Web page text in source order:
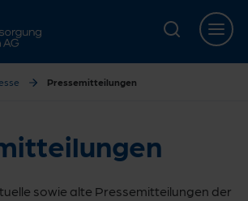
springen
springen
springenspringen
Pressemitteilungen
sowie alte Pressemitteilungen der